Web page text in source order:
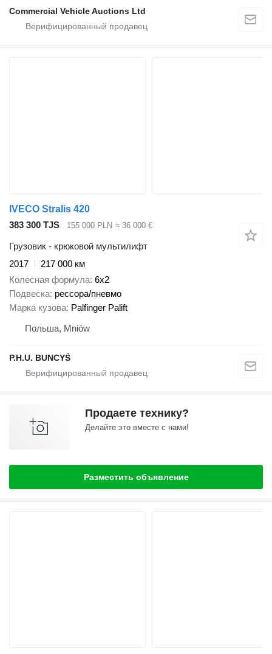
Commercial Vehicle Auctions Ltd
IVECO Stralis 420
383 300 TJS
155 000 PLN ≈ 36 000 €
Грузовик - крюковой мультилифт
2017
217 000 км
Колесная формула 6x2
Подвеска рессора/пневмо
Марка кузова Palfinger Palift
Польша, Mniów
P.H.U. BUNCYŚ
Продаете технику?
Делайте это вместе с нами!
Разместить объявление